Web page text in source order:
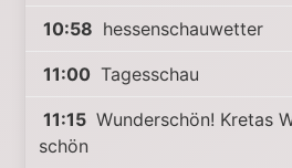
10:58 hessenschauwetter
11:00 Tagesschau
11:15 Wunderschön! Kretas
schön